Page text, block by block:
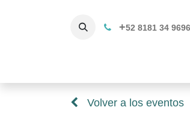
+52 8181 34 9696
Volver a los eventos